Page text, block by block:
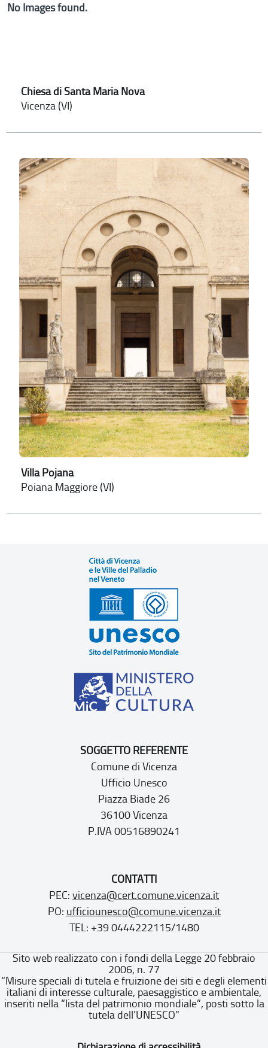
No Images found.
Chiesa di Santa Maria Nova
Vicenza (VI)
Villa Pojana
Poiana Maggiore (VI)
SOGGETTO REFERENTE
Comune di Vicenza
Ufficio Unesco
Piazza Biade 26
36100 Vicenza
P.IVA 00516890241
CONTATTI
PEC: vicenza@cert.comune.vicenza.it
PO: ufficiounesco@comune.vicenza.it
TEL: +39 0444222115/1480
Sito web realizzato con i fondi della Legge 20 febbraio
2006, n. 77
“Misure speciali di tutela e fruizione dei siti e degli elementi
italiani di interesse culturale, paesaggistico e ambientale,
inseriti nella “lista del patrimonio mondiale”, posti sotto la
tutela dell’UNESCO”